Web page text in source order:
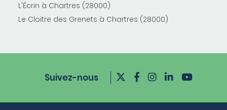
L'Écrin à Chartres (28000)
Le Cloitre des Grenets à Chartres (28000)
Suivez-nous